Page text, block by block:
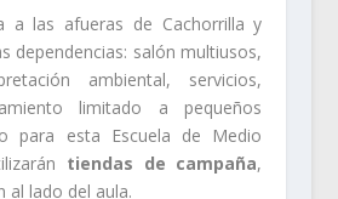
a las afueras de Cachorrilla y
dependencias: salón multiusos,
ambiental, servicios,
limitado a pequeños
para esta Escuela de Medio
tiendas de campaña,
al lado del aula.